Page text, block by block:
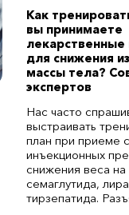
Как
вы принимаете
для снижения
массы тела?
экспертов
Нас часто
выстраивать
план при приеме
инъекционных
снижения веса на
семаглутида,
тирзепатида.